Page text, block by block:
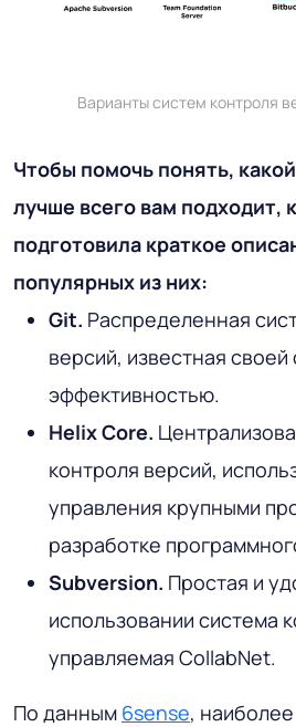
Варианты систем контроля
Чтобы помочь понять,
лучше всего вам подходит,
подготовила краткое
популярных из них:
Git. Распределенная
версий, известная
эффективностью.
Helix Core.
контроля версий,
управления крупными
разработке
Subversion. Простая и
использовании система
управляемая CollabNet.
По данным 6sense,